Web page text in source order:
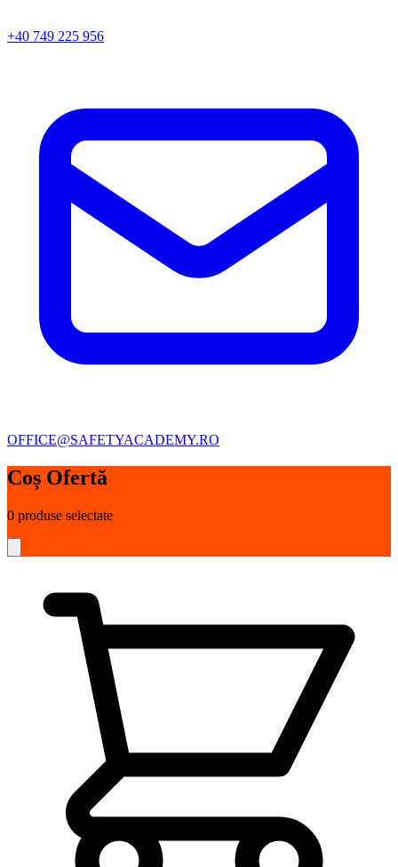
+40 749 225 956
OFFICE@SAFETYACADEMY.RO
Coș Ofertă
0 produse selectate